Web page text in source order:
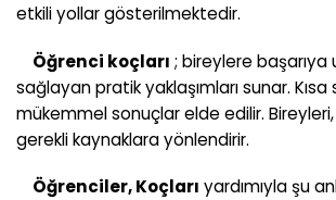
etkili yollar gösterilmektedir.
Öğrenci koçları ; bireylere başarıya
sağlayan pratik yaklaşımları sunar.
mükemmel sonuçlar elde edilir.
gerekli kaynaklara yönlendirir.
Öğrenciler, Koçları yardımıyla şu